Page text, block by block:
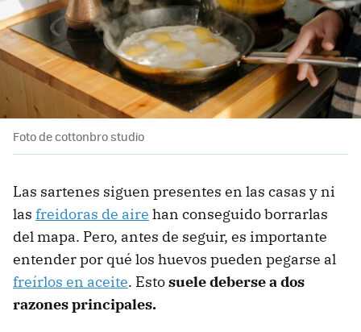
Foto de cottonbro studio
Las sartenes siguen presentes en las casas y ni
las freidoras de aire han conseguido borrarlas
del mapa. Pero, antes de seguir, es importante
entender por qué los huevos pueden pegarse al
freírlos en aceite. Estosuele deberse a dos
razones principales.